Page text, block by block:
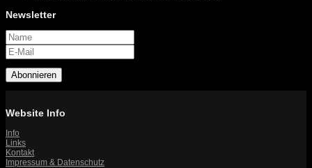
Newsletter
Abonnieren
Website Info
Info
Links
Kontakt
Impressum & Datenschutz